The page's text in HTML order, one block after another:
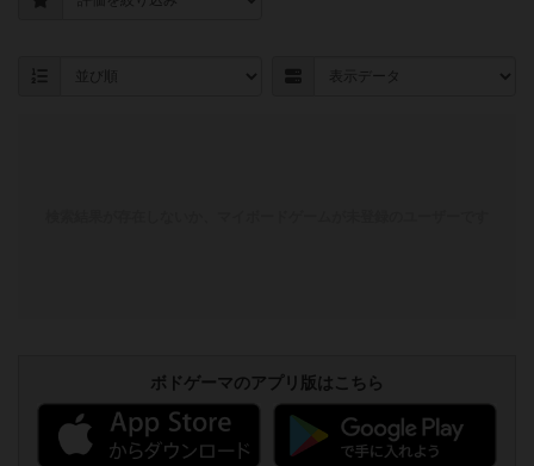
ボドゲーマのアプリ版はこちら